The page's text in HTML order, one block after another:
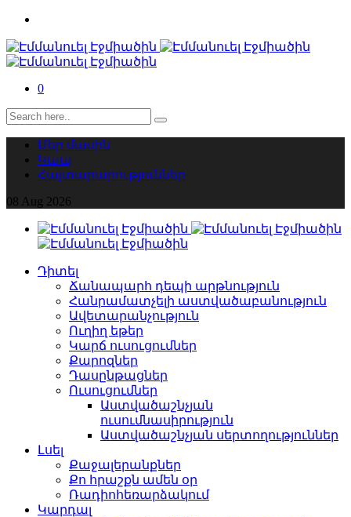
0
Մեր մասին
Կապ
Հայտարարություններ
08 Aug 2026
Դիտել
Ճանապարհ դեպի արթնություն
Հանրամատչելի աստվածաբանություն
Ավետարանչություն
Ուղիղ եթեր
Կարճ ուսուցումներ
Քարոզներ
Դասընթացներ
Ուսուցումներ
Աստվածաշնչյան
ուսումնասիրություն
Աստվածաշնչյան սերտողություններ
Լսել
Քաջալերանքներ
Քո հրաշքն ամեն օր
Ռադիոհեռարձակում
Կարդալ